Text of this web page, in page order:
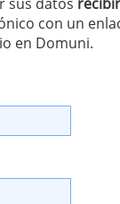
con un
en Domuni.